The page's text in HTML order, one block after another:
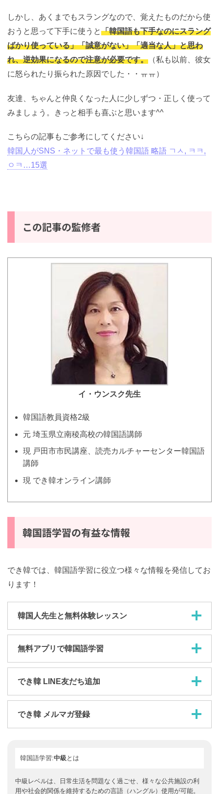
しかし、あくまでもスラングなので、覚えたものだから使
おうと思って下手に使うと「韓国語も下手なのにスラング
ばかり使っている」「誠意がない」「適当な人」と思わ
れ、逆効果になるので注意が必要です。 （私も以前、彼女
に怒られたり振られた原因でした・・ㅠㅠ）
友達、ちゃんと仲良くなった人に少しずつ・正しく使って
みましょう。きっと相手も喜ぶと思います^^
こちらの記事もご参考にしてください↓
韓国人がSNS・ネットで最も使う韓国語 略語 ㄱㅅ, ㅋㅋ,
ㅇㅋ…15選
この記事の監修者
イ・ウンスク先生
韓国語教員資格2級
元 埼玉県立南稜高校の韓国語講師
現 戸田市市民講座、読売カルチャーセンター韓国語
講師
現 でき韓オンライン講師
韓国語学習の有益な情報
でき韓では、韓国語学習に役立つ様々な情報を発信してお
ります！
韓国人先生と無料体験レッスン
無料アプリで韓国語学習
でき韓 LINE友だち追加
でき韓 メルマガ登録
韓国語学習:中級 とは
中級レベルは、日常生活を問題なく過ごせ、様々な公共施設の利
用や社会的関係を維持するための言語（ハングル）使用が可能。